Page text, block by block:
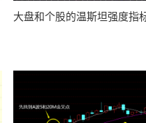
大盘和个股的温斯坦强度指